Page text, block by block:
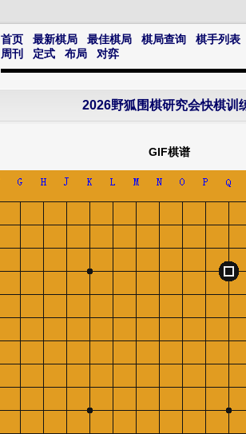
首页 最新棋局 最佳棋局 棋局查询 棋手列表
周刊
定式 布局 对弈
2026野狐围棋研究会快棋训
GIF棋谱